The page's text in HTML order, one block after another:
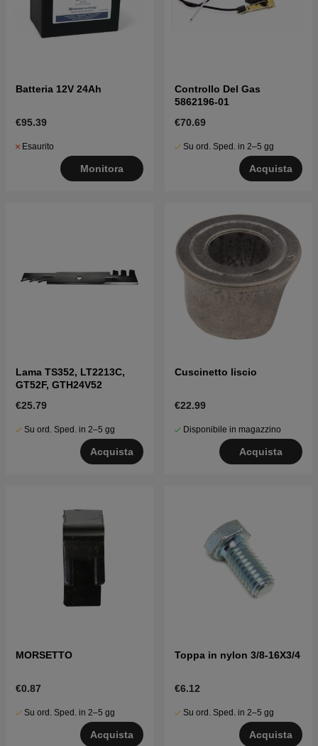
Batteria 12V 24Ah
€95.39
Esaurito
Monitora
Controllo Del Gas
5862196-01
€70.69
Su ord. Sped. in 2–5 gg
Acquista
Lama TS352, LT2213C,
GT52F, GTH24V52
€25.79
Su ord. Sped. in 2–5 gg
Acquista
Cuscinetto liscio
€22.99
Disponibile in magazzino
Acquista
MORSETTO
€0.87
Su ord. Sped. in 2–5 gg
Acquista
Toppa in nylon 3/8-16X3/4
€6.12
Su ord. Sped. in 2–5 gg
Acquista